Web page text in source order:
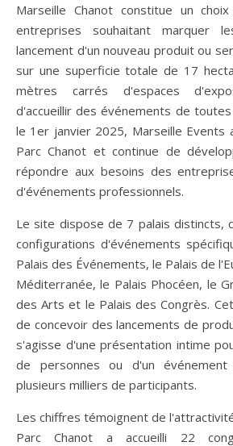
Marseille Chanot constitue un
entreprises souhaitant marquer
lancement d'un nouveau produit ou
sur une superficie totale de 17
mètres carrés d'espaces
d'accueillir des événements de
le 1er janvier 2025, Marseille Events
Parc Chanot et continue de
répondre aux besoins des
d'événements professionnels.
Le site dispose de 7 palais distincts,
configurations d'événements
Palais des Événements, le Palais de
Méditerranée, le Palais Phocéen, le
des Arts et le Palais des Congrès.
de concevoir des lancements de
s'agisse d'une présentation intime
de personnes ou d'un événement
plusieurs milliers de participants.
Les chiffres témoignent de
Parc Chanot a accueilli 22